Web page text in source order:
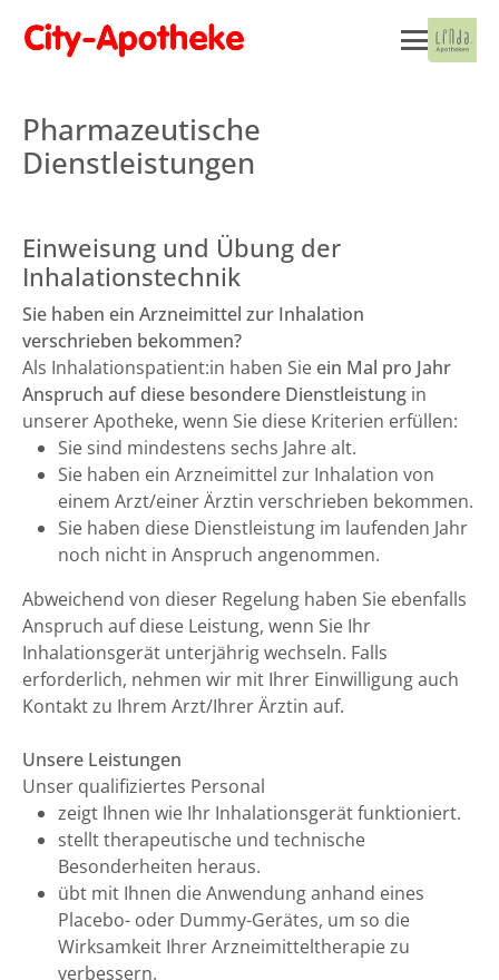
Pharmazeutische
Dienstleistungen
Einweisung und Übung der
Inhalationstechnik
Sie haben ein Arzneimittel zur Inhalation
verschrieben bekommen?
Als Inhalationspatient:in haben Sie ein Mal pro Jahr
Anspruch auf diese besondere Dienstleistung in
unserer Apotheke, wenn Sie diese Kriterien erfüllen:
Sie sind mindestens sechs Jahre alt.
Sie haben ein Arzneimittel zur Inhalation von
einem Arzt/einer Ärztin verschrieben bekommen.
Sie haben diese Dienstleistung im laufenden Jahr
noch nicht in Anspruch angenommen.
Abweichend von dieser Regelung haben Sie ebenfalls
Anspruch auf diese Leistung, wenn Sie Ihr
Inhalationsgerät unterjährig wechseln. Falls
erforderlich, nehmen wir mit Ihrer Einwilligung auch
Kontakt zu Ihrem Arzt/Ihrer Ärztin auf.
Unsere Leistungen
Unser qualifiziertes Personal
zeigt Ihnen wie Ihr Inhalationsgerät funktioniert.
stellt therapeutische und technische
Besonderheiten heraus.
übt mit Ihnen die Anwendung anhand eines
Placebo- oder Dummy-Gerätes, um so die
Wirksamkeit Ihrer Arzneimitteltherapie zu
verbessern.